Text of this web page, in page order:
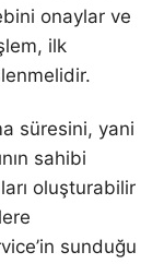
onaylar ve
ilk
süresini, yani
sahibi
oluşturabilir
sunduğu